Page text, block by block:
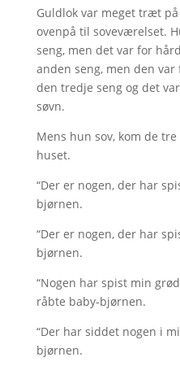
Guldlok var meget træt
ovenpå til soveværelset.
seng, men det var for
anden seng, men den
den tredje seng og det
søvn.
Mens hun sov, kom de
huset.
“Der er nogen, der har
bjørnen.
“Der er nogen, der har
bjørnen.
“Nogen har spist min
råbte baby-bjørnen.
“Der har siddet nogen i
bjørnen.